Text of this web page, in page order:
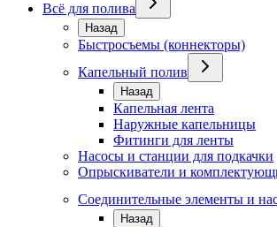
Всё для полива
Назад
Быстросъемы (коннекторы)
Капельный полив
Назад
Капельная лента
Наружные капельницы
Фитинги для ленты
Насосы и станции для подкачки
Опрыскиватели и
Соединительные элементы и
Назад